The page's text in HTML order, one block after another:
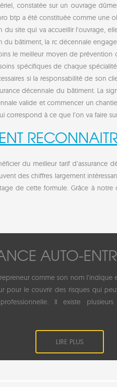
constatée sur un ouvrage
btp a été constituée comme une
du site qui va accueillir l’ouvrage,
du bâtiment, la rc décennale
le meilleur moyen de prévention
spécifiques de chaque
si la responsabilité de son
décennale du bâtiment. La
valide et commencer un
correspond à ce que l’on va faire
du meilleur tarif d’assurance
des chiffres largement
de cette formule. Grâce à
AUTO-
comme son nom l’indique
pour le couvrir des risques qui
Il existe plusieurs
LIRE PLUS